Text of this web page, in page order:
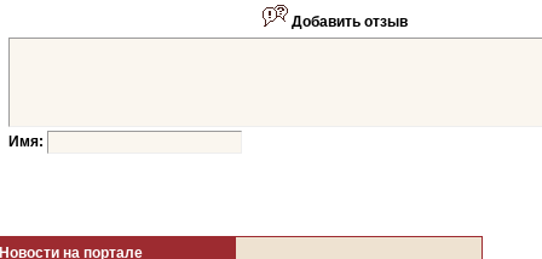
Добавить отзыв
Имя:
Новости на портале